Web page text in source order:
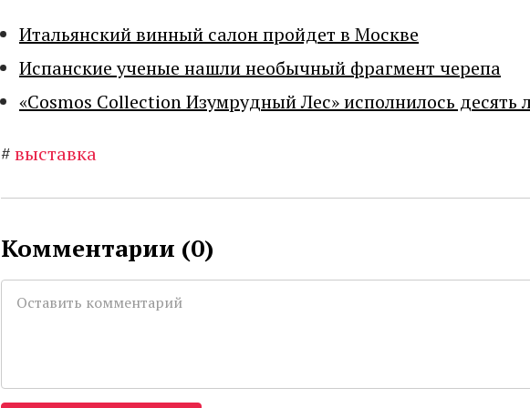
Итальянский винный салон пройдет в Москве
Испанские ученые нашли необычный фрагмент черепа
«Cosmos Collection Изумрудный Лес» исполнилось десять
#выставка
Комментарии (0)